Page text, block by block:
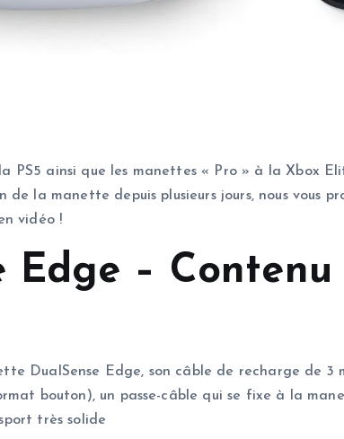
PS5 ainsi que les manettes « Pro » à la Xbox
de la manette depuis plusieurs jours, nous vous
vidéo !
Edge –
DualSense Edge, son câble de recharge de
bouton), un passe-câble qui se fixe à la
très solide